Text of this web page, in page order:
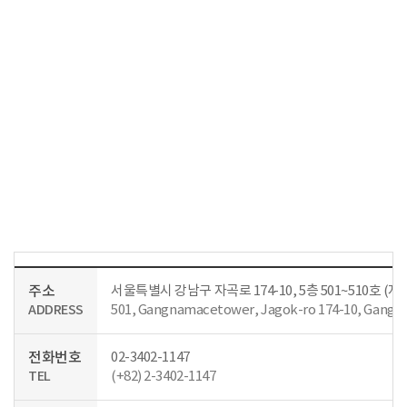
주소
ADDRESS
서울특별시 강남구 자곡로 174-10, 5층 501~510호 (자
501, Gangnamacetower, Jagok-ro 174-10,
전화번호
TEL
02-3402-1147
(+82) 2-3402-1147